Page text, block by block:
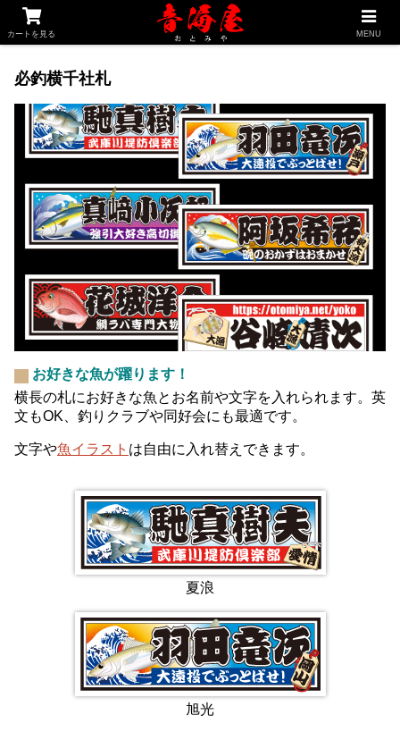
釣り専科 家紋専科 千社札専科 買物かご
必釣横千社札
お好きな魚が躍ります！
横長の札にお好きな魚とお名前や文字を入れられます。英
文もOK、釣りクラブや同好会にも最適です。
文字や魚イラスト は自由に入れ替えできます。
夏浪
旭光
カートを見る MENU